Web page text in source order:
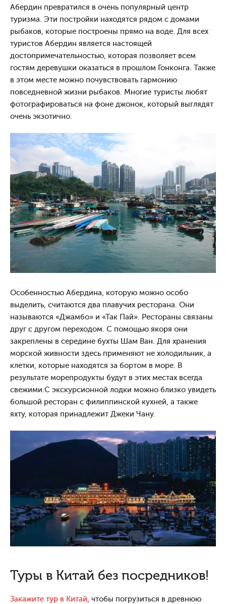
Абердин превратился в очень популярный центр
туризма. Эти постройки находятся рядом с домами
рыбаков, которые построены прямо на воде. Для всех
туристов Абердин является настоящей
достопримечательностью, которая позволяет всем
гостям деревушки оказаться в прошлом Гонконга. Также
в этом месте можно почувствовать гармонию
повседневной жизни рыбаков. Многие туристы любят
фотографироваться на фоне джонок, который выглядят
очень экзотично.
Особенностью Абердина, которую можно особо
выделить, считаются два плавучих ресторана. Они
называются «Джамбо» и «Так Пай». Рестораны связаны
друг с другом переходом. С помощью якоря они
закреплены в середине бухты Шам Ван. Для хранения
морской живности здесь применяют не холодильник, а
клетки, которые находятся за бортом в море. В
результате морепродукты будут в этих местах всегда
свежими.С экскурсионной лодки можно близко увидеть
большой ресторан с филиппинской кухней, а также
яхту, которая принадлежит Джеки Чану.
Туры в Китай без посредников!
Закажите тур в Китай, чтобы погрузиться в древнюю